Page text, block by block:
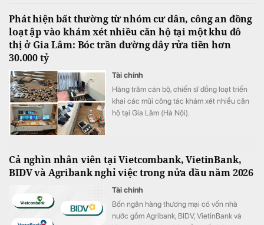
Phát hiện bất thường từ nhóm cư dân, công an đồng
loạt ập vào khám xét nhiều căn hộ tại một khu đô
thị ở Gia Lâm: Bóc trần đường dây rửa tiền hơn
30.000 tỷ
Tài chính
Hàng trăm cán bộ, chiến sĩ đồng loạt triển
khai các mũi công tác khám xét nhiều căn
hộ tại Gia Lâm (Hà Nội).
Cả nghìn nhân viên tại Vietcombank, VietinBank,
BIDV và Agribank nghỉ việc trong nửa đầu năm 2026
Tài chính
Bốn ngân hàng thương mại có vốn nhà
nước gồm Agribank, BIDV, VietinBank và